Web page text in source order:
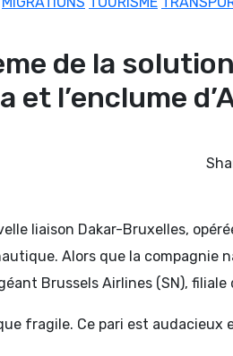
de la
l’enclume
liaison Dakar-Bruxelles,
Alors que la compagnie
Brussels Airlines (SN),
fragile. Ce pari est audacieux